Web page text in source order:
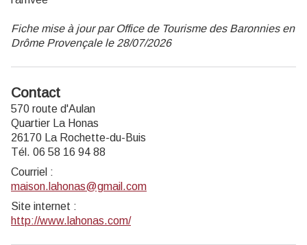
Fiche mise à jour par Office de Tourisme des Baronnies en
Drôme Provençale le 28/07/2026
Contact
570 route d'Aulan
Quartier La Honas
26170 La Rochette-du-Buis
Tél. 06 58 16 94 88
Courriel :
maison.lahonas@gmail.com
Site internet :
http://www.lahonas.com/